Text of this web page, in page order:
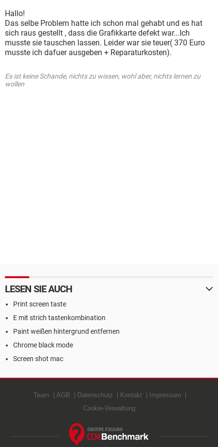
Hallo!
Das selbe Problem hatte ich schon mal gehabt und es hat
sich raus gestellt , dass die Grafikkarte defekt war...Ich
musste sie tauschen lassen. Leider war sie teuer( 370 Euro
musste ich dafuer ausgeben + Reparaturkosten).
Es ist keine Schande, nichts zu wissen, wohl aber, nichts lernen zu
wollen
LESEN SIE AUCH
Print screen taste
E mit strich tastenkombination
Paint weißen hintergrund entfernen
Chrome black mode
Screen shot mac
Team AGB Datenschutz Kontakt
Impressum
Cookie-Verwaltung